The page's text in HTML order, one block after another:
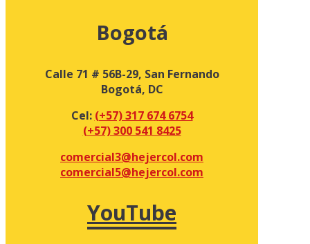
Bogotá
Calle 71 # 56B-29, San Fernando
Bogotá, DC
Cel: (+57) 317 674 6754
(+57) 300 541 8425
comercial3@hejercol.com
comercial5@hejercol.com
YouTube